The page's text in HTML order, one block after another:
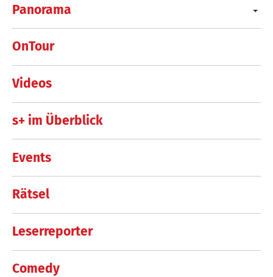
Panorama
OnTour
Videos
s+ im Überblick
Events
Rätsel
Leserreporter
Comedy